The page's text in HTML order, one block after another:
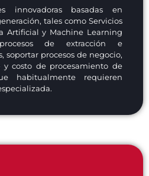
innovadoras basadas en
tales como Servicios
Artificial y Machine Learning
de extracción e
soportar procesos de negocio,
costo de procesamiento de
habitualmente requieren